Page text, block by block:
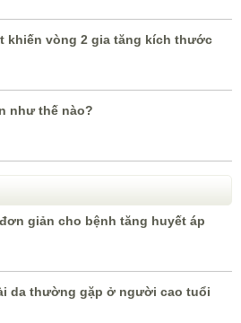
khiến vòng 2 gia tăng kích thước
như thế nào?
giản cho bệnh tăng huyết áp
da thường gặp ở người cao tuổi